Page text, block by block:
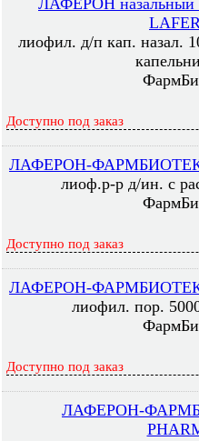
ЛАФЕРОН назальный
лиофил. д/п кап. назал.
Доступно под заказ
ЛАФЕРОН-ФАРМБИОТЕК
лиоф.р-р д/ин. с
Доступно под заказ
ЛАФЕРОН-ФАРМБИОТЕК
лиофил. пор.
Доступно под заказ
ЛАФЕРОН-